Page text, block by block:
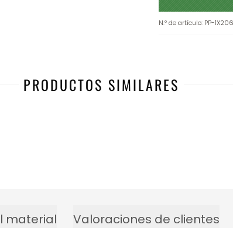
N.º de artículo: PP-
PRODUCTOS SIMILARES
material Valoraciones de clientes